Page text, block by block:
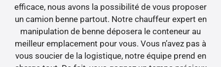
efficace, nous avons la possibilité de vous proposer
un camion benne partout. Notre chauffeur expert en
manipulation de benne déposera le conteneur au
meilleur emplacement pour vous. Vous n’avez pas à
vous soucier de la logistique, notre équipe prend en